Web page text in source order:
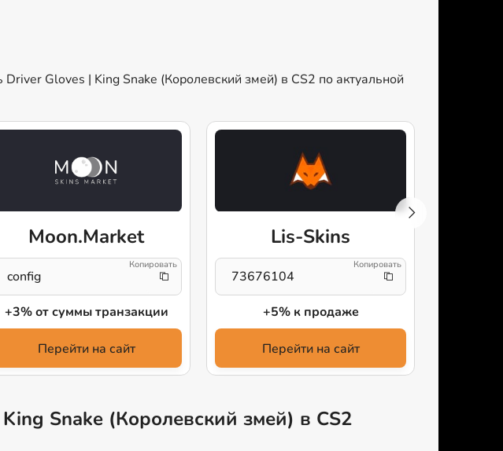
Gloves | King Snake (Королевский змей) в CS2 по актуальной
Moon.Market
config
+3% от суммы транзакции
Перейти на сайт
Lis-Skins
73676104
+5% к продаже
Перейти на сайт
Snake (Королевский змей) в CS2